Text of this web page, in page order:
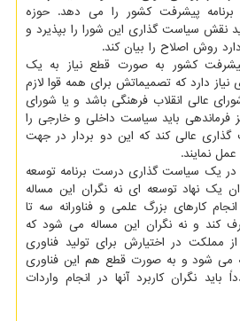
پیشرفت کشور را می دهد. حوزه
نقش سیاست گذاری این شورا را بپذیرد و
روش اصلاح را بیان کند.
کشور به صورت قطع نیاز به یک
نیاز دارد که تصمیماتش برای همه قوا لازم
عالی انقلاب فرهنگی باشد و یا شورای
فرماندهی باید سیاست داخلی و خارجی را
عالی کند که این دو بردار در جهت
نمایند.
در یک سیاست گذاری درست برنامه توسعه
یک نهاد توسعه ای نه نگران این مساله
کارهای بزرگ علمی و فناورانه سه تا
کند و نه نگران این مساله می شود که
مملکت در اختیارش برای تولید فناوری
می شود و به صورت قطع هم این فناوری
نگران کاربرد آنها در انجام واردات